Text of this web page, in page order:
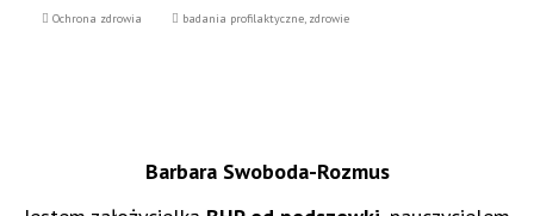
Ochrona zdrowia badania profilaktyczne, zdrowie
Barbara Swoboda-Rozmus